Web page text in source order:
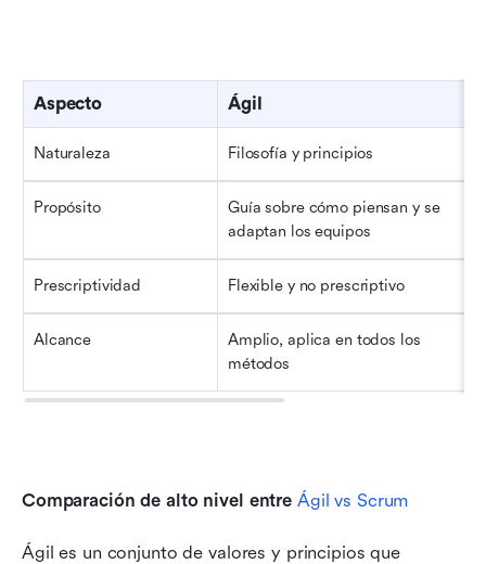
Aspecto Ágil
Naturaleza Filosofía y principios
Propósito
Guía sobre cómo piensan y se
adaptan los equipos
Prescriptividad Flexible y no prescriptivo
Alcance
Amplio, aplica en todos los
métodos
Comparación de alto nivel entre Ágil vs Scrum
Ágil es un conjunto de valores y principios que